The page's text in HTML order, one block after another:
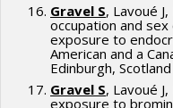
Gravel S, Lavoué
occupation and
exposure to
American and a
Edinburgh,
Gravel S, Lavoué
exposure to